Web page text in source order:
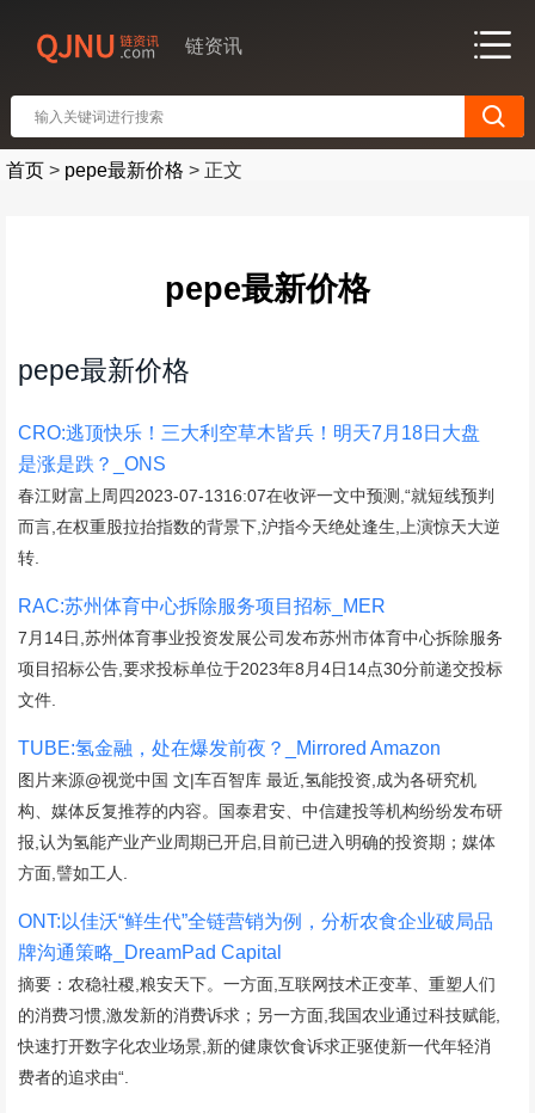
链资讯
首页 > pepe最新价格 > 正文
pepe最新价格
pepe最新价格
CRO:逃顶快乐！三大利空草木皆兵！明天7月18日大盘
是涨是跌？_ONS
春江财富上周四2023-07-1316:07在收评一文中预测,“就短线预判
而言,在权重股拉抬指数的背景下,沪指今天绝处逢生,上演惊天大逆
转.
RAC:苏州体育中心拆除服务项目招标_MER
7月14日,苏州体育事业投资发展公司发布苏州市体育中心拆除服务
项目招标公告,要求投标单位于2023年8月4日14点30分前递交投标
文件.
TUBE:氢金融，处在爆发前夜？_Mirrored Amazon
图片来源@视觉中国 文|车百智库 最近,氢能投资,成为各研究机
构、媒体反复推荐的内容。国泰君安、中信建投等机构纷纷发布研
报,认为氢能产业产业周期已开启,目前已进入明确的投资期；媒体
方面,譬如工人.
ONT:以佳沃“鲜生代”全链营销为例，分析农食企业破局品
牌沟通策略_DreamPad Capital
摘要：农稳社稷,粮安天下。一方面,互联网技术正变革、重塑人们
的消费习惯,激发新的消费诉求；另一方面,我国农业通过科技赋能,
快速打开数字化农业场景,新的健康饮食诉求正驱使新一代年轻消
费者的追求由“.